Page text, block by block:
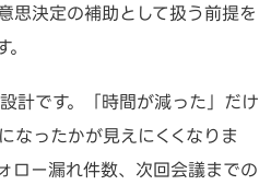
思決定の補助として扱う前提を
計です。「時間が減った」だけ
なったかが見えにくくなりま
ロー漏れ件数、次回会議までの